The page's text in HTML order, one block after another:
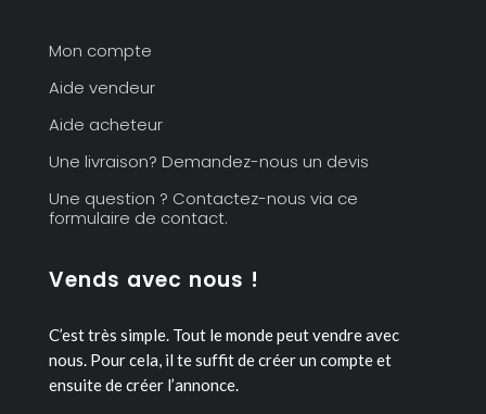
Mon compte
Aide vendeur
Aide acheteur
Une livraison? Demandez-nous un devis
Une question ? Contactez-nous via ce
formulaire de contact.
Vends avec nous !
C’est très simple. Tout le monde peut vendre avec
nous. Pour cela, il te suffit de créer un compte et
ensuite de créer l’annonce.